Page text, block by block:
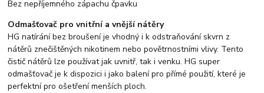
Bez nepříjemného zápachu čpavku
Odmašťovač pro vnitřní a vnější nátěry
HG natírání bez broušení je vhodný i k odstraňování skvrn z
nátěrů znečištěných nikotinem nebo povětrnostními vlivy. Tento
čistič nátěrů lze používat jak uvnitř, tak i venku. HG super
odmašťovač je k dispozici i jako balení pro přímé použití, které je
perfektní pro ošetření menších ploch.